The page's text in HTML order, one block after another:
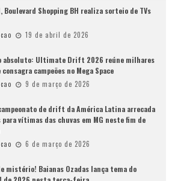
Boulevard Shopping BH realiza sorteio de TVs
19 de abril de 2026
absoluto: Ultimate Drift 2026 reúne milhares
campeões no Mega Space
9 de março de 2026
de drift da América Latina arrecada
para vítimas das chuvas em MG neste fim de
6 de março de 2026
mistério! Baianas Ozadas lança tema do